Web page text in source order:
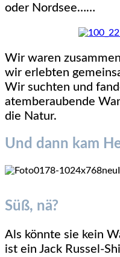
oder Nordsee……
Wir waren
wir erlebten
Wir suchten und
atemberaubende
die Natur.
Und dann kam
Süß, nä?
Als könnte sie kein
ist ein Jack Russel-